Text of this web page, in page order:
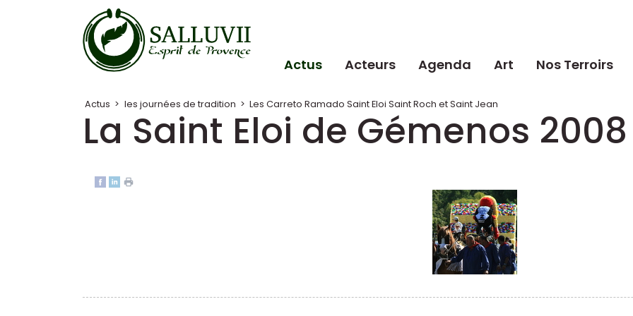
Panneau de gestion des cookies
Actus Acteurs Agenda Art Nos Terroirs
Actus > les journées de tradition > Les Carreto Ramado Saint Eloi Saint Roch et Saint Jean
La Saint Eloi de Gémenos 2008